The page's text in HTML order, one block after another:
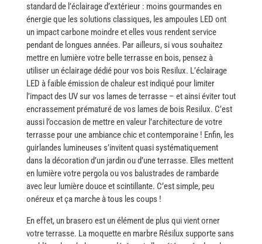
standard de l’éclairage d’extérieur : moins gourmandes en
énergie que les solutions classiques, les ampoules LED ont
un impact carbone moindre et elles vous rendent service
pendant de longues années. Par ailleurs, si vous souhaitez
mettre en lumière votre belle terrasse en bois, pensez à
utiliser un éclairage dédié pour vos bois Resilux. L’éclairage
LED à faible émission de chaleur est indiqué pour limiter
l’impact des UV sur vos lames de terrasse – et ainsi éviter tout
encrassement prématuré de vos lames de bois Resilux. C’est
aussi l’occasion de mettre en valeur l’architecture de votre
terrasse pour une ambiance chic et contemporaine ! Enfin, les
guirlandes lumineuses s’invitent quasi systématiquement
dans la décoration d’un jardin ou d’une terrasse. Elles mettent
en lumière votre pergola ou vos balustrades de rambarde
avec leur lumière douce et scintillante. C’est simple, peu
onéreux et ça marche à tous les coups ​‍​‌‍​‍‌!
En​‍​‌‍​‍‌ effet, un brasero est un élément de plus qui vient orner
votre terrasse. La moquette en marbre Résilux supporte sans